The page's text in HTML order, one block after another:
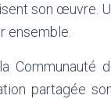
son œuvre.
ensemble.
Communauté
partagée